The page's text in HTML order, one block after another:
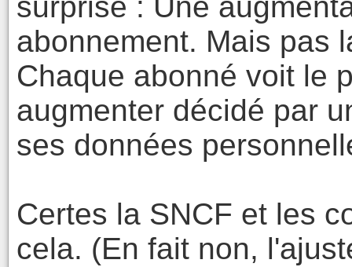
surprise : Une
abonnement. Mais pas
Chaque abonné voit le
augmenter décidé par
ses données
Certes la SNCF et les
cela. (En fait non,